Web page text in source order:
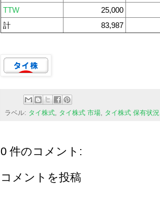
TTW
25,000
計
83,987
ラベル: タイ株式, タイ株式 市場, タイ株式 保有状況
0 件のコメント:
コメントを投稿